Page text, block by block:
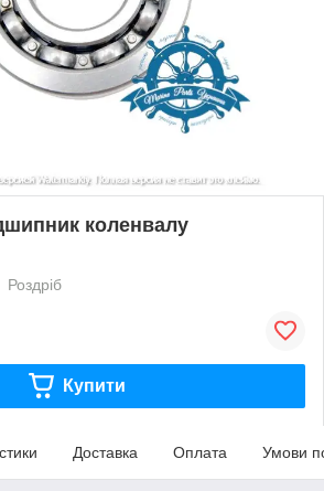
коленвалу
Роздріб
Купити
Доставка Оплата Умови